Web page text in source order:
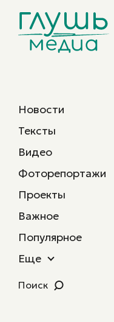
Новости
Тексты
Видео
Фоторепортажи
Проекты
Важное
Популярное
Еще
Поиск